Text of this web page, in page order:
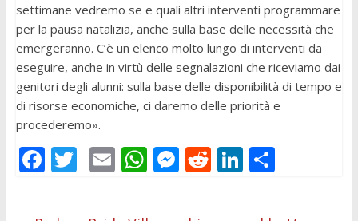
settimane vedremo se e quali altri interventi programmare
per la pausa natalizia, anche sulla base delle necessità che
emergeranno. C’è un elenco molto lungo di interventi da
eseguire, anche in virtù delle segnalazioni che riceviamo dai
genitori degli alunni: sulla base delle disponibilità di tempo e
di risorse economiche, ci daremo delle priorità e
procederemo».
F
e
T
itt
E
ai
W
at
M
ss
R Li C
n